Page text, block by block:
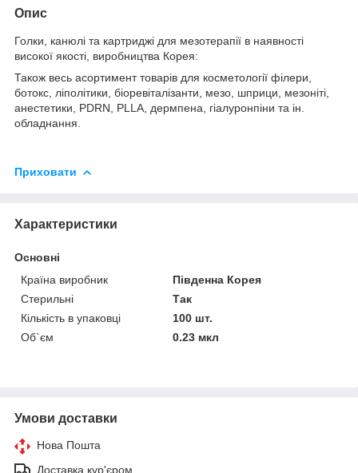
Опис
Голки, канюлі та картриджі для мезотерапії в наявності
високої якості, виробництва Корея:
Також весь асортимент товарів для косметології філери,
ботокс, ліполітики, біоревіталізанти, мезо, шприци, мезоніті,
анестетики, PDRN, PLLA, дермпена, гіалуронпіни та ін.
обладнання.
Приховати
Характеристики
Основні
Країна виробник
Південна Корея
Стерильні
Так
Кількість в упаковці
100 шт.
Об`єм
0.23 мкл
Умови доставки
Нова Пошта
Доставка кур'єром